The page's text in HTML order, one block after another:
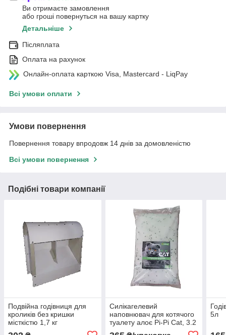
Ви отримаєте замовлення
або гроші повернуться на вашу картку
Детальніше
Післяплата
Оплата на рахунок
Онлайн-оплата карткою Visa, Mastercard - LiqPay
Всі умови оплати
Умови повернення
Повернення товару впродовж 14 днів за домовленістю
Всі умови повернення
Подібні товари компанії
Подвійна годівниця для
кроликів без кришки
місткістю 1,7 кг
Силікагелевий
наповнювач для котячого
туалету алоє Pi-Pi Cat, 3.2
5л